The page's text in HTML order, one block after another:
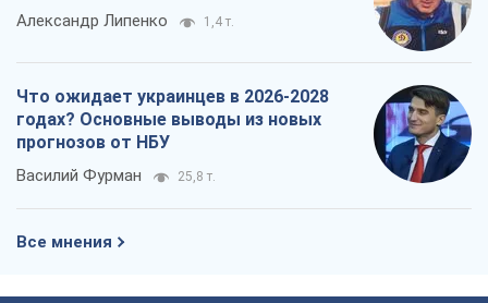
Александр Липенко 1,4 т.
Что ожидает украинцев в 2026-2028
годах? Основные выводы из новых
прогнозов от НБУ
Василий Фурман 25,8 т.
Все мнения